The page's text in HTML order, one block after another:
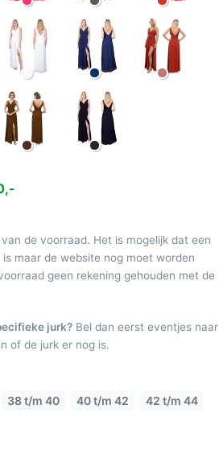
de voorraad. Het is mogelijk dat een
maar de website nog moet worden
geen rekening gehouden met de
jurk? Bel dan eerst eventjes naar
of de jurk er nog is.
38 t/m 40 40 t/m 42
42 t/m 44